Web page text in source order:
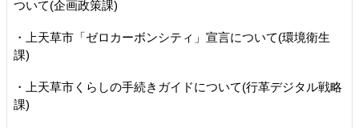
ついて(企画政策課)
・上天草市「ゼロカーボンシティ」宣言について(環境衛生
課)
・上天草市くらしの手続きガイドについて(行革デジタル戦略
課)